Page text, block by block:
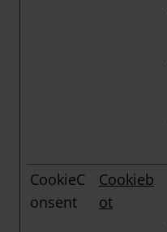
CookieC
onsent
Cookieb
ot